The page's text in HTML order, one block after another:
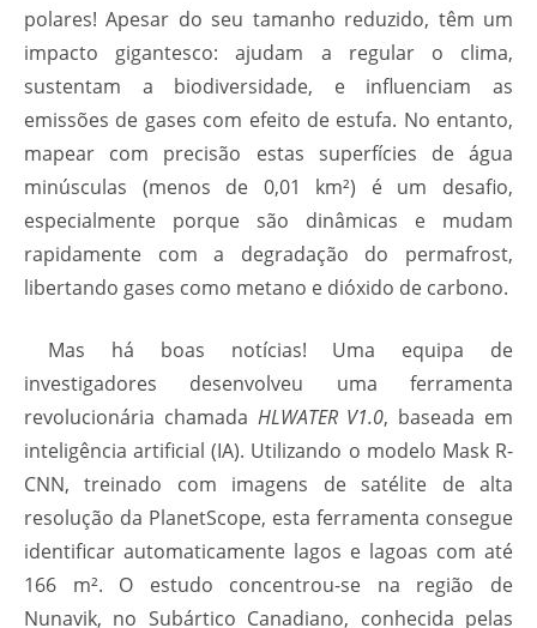
polares! Apesar do seu tamanho reduzido, têm um
impacto gigantesco: ajudam a regular o clima,
sustentam a biodiversidade, e influenciam as
emissões de gases com efeito de estufa. No entanto,
mapear com precisão estas superfícies de água
minúsculas (menos de 0,01 km²) é um desafio,
especialmente porque são dinâmicas e mudam
rapidamente com a degradação do permafrost,
libertando gases como metano e dióxido de carbono.
Mas há boas notícias! Uma equipa de
investigadores desenvolveu uma ferramenta
revolucionária chamada HLWATER V1.0, baseada em
inteligência artificial (IA). Utilizando o modelo Mask R-
CNN, treinado com imagens de satélite de alta
resolução da PlanetScope, esta ferramenta consegue
identificar automaticamente lagos e lagoas com até
166 m². O estudo concentrou-se na região de
Nunavik, no Subártico Canadiano, conhecida pelas